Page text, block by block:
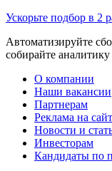
Ускорьте подбор в 2
Автоматизируйте
собирайте
О компании
Наши вакансии
Партнерам
Реклама на
Новости и
Инвесторам
Кандидаты по